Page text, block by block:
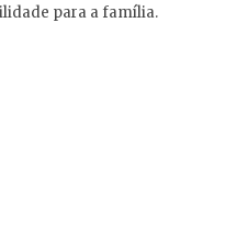
para a família.